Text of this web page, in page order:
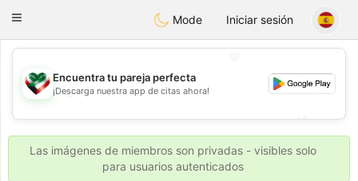
KuwaitChat
Toggle
Mode Iniciar sesión
💖
💕
Encuentra tu pareja perfecta
¡Descarga nuestra app de citas ahora!
Las imágenes de miembros son privadas - visibles solo
para usuarios autenticados